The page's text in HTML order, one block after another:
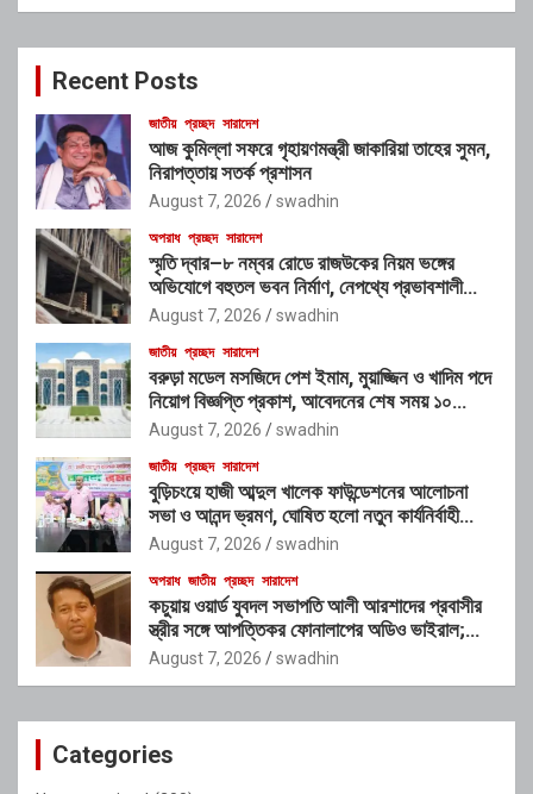
c
Recent Posts
জাতীয় প্রচ্ছদ সারাদেশ
আজ কুমিল্লা সফরে গৃহায়ণমন্ত্রী জাকারিয়া তাহের সুমন,
নিরাপত্তায় সতর্ক প্রশাসন
August 7, 2026 swadhin
অপরাধ প্রচ্ছদ সারাদেশ
স্মৃতি দ্বার–৮ নম্বর রোডে রাজউকের নিয়ম ভঙ্গের
অভিযোগে বহুতল ভবন নির্মাণ, নেপথ্যে প্রভাবশালী
চক্রের যোগসাজশের প্রশ্ন
August 7, 2026 swadhin
জাতীয় প্রচ্ছদ সারাদেশ
বরুড়া মডেল মসজিদে পেশ ইমাম, মুয়াজ্জিন ও খাদিম পদে
নিয়োগ বিজ্ঞপ্তি প্রকাশ, আবেদনের শেষ সময় ১০
আগস্ট
August 7, 2026 swadhin
জাতীয় প্রচ্ছদ সারাদেশ
বুড়িচংয়ে হাজী আব্দুল খালেক ফাউন্ডেশনের আলোচনা
সভা ও আনন্দ ভ্রমণ, ঘোষিত হলো নতুন কার্যনির্বাহী
কমিটি
August 7, 2026 swadhin
অপরাধ জাতীয় প্রচ্ছদ সারাদেশ
কচুয়ায় ওয়ার্ড যুবদল সভাপতি আলী আরশাদের প্রবাসীর
স্ত্রীর সঙ্গে আপত্তিকর ফোনালাপের অডিও ভাইরাল;
শাস্তির দাবি এলাকাবাসীর
August 7, 2026 swadhin
Categories